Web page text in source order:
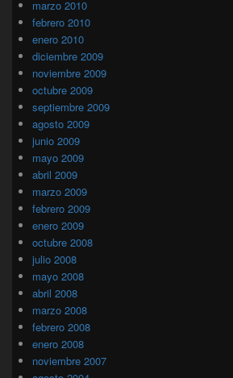
marzo 2010
febrero 2010
enero 2010
diciembre 2009
noviembre 2009
octubre 2009
septiembre 2009
agosto 2009
junio 2009
mayo 2009
abril 2009
marzo 2009
febrero 2009
enero 2009
octubre 2008
julio 2008
mayo 2008
abril 2008
marzo 2008
febrero 2008
enero 2008
noviembre 2007